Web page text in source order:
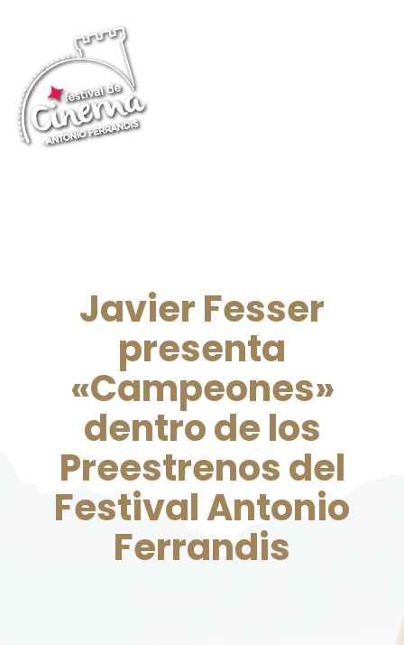
Javier Fesser
presenta
«Campeones»
dentro de los
Preestrenos del
Festival Antonio
Ferrandis